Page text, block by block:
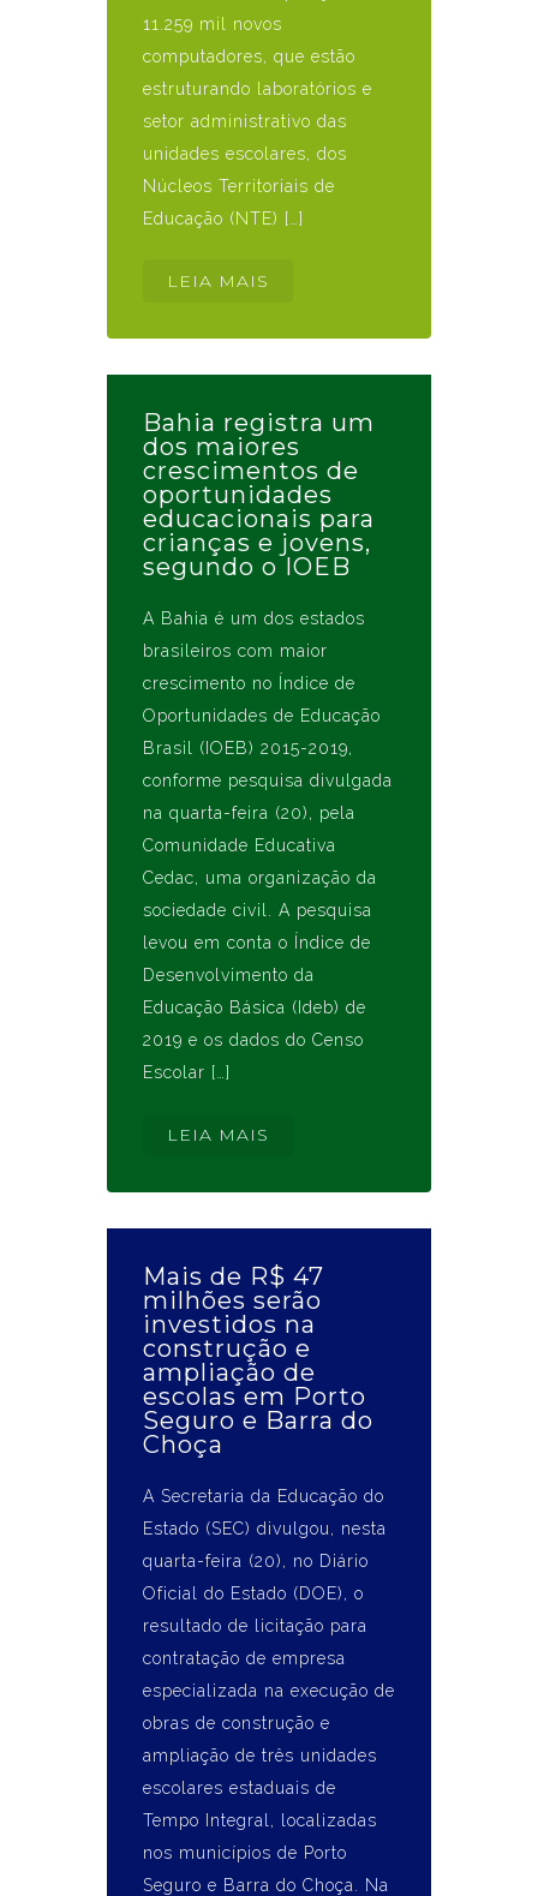
11.259 mil novos
computadores, que estão
estruturando laboratórios e
setor administrativo das
unidades escolares, dos
Núcleos Territoriais de
Educação (NTE) […]
LEIA MAIS
Bahia registra um
dos maiores
crescimentos de
oportunidades
educacionais para
crianças e jovens,
segundo o IOEB
A Bahia é um dos estados
brasileiros com maior
crescimento no Índice de
Oportunidades de Educação
Brasil (IOEB) 2015-2019,
conforme pesquisa divulgada
na quarta-feira (20), pela
Comunidade Educativa
Cedac, uma organização da
sociedade civil. A pesquisa
levou em conta o Índice de
Desenvolvimento da
Educação Básica (Ideb) de
2019 e os dados do Censo
Escolar […]
LEIA MAIS
Mais de R$ 47
milhões serão
investidos na
construção e
ampliação de
escolas em Porto
Seguro e Barra do
Choça
A Secretaria da Educação do
Estado (SEC) divulgou, nesta
quarta-feira (20), no Diário
Oficial do Estado (DOE), o
resultado de licitação para
contratação de empresa
especializada na execução de
obras de construção e
ampliação de três unidades
escolares estaduais de
Tempo Integral, localizadas
nos municípios de Porto
Seguro e Barra do Choça. Na